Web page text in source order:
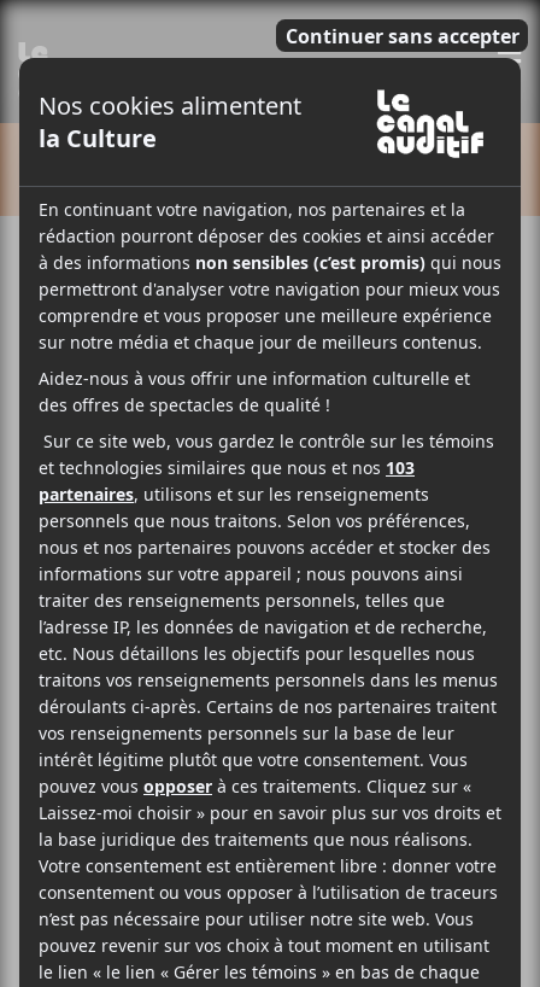
Cet évènement est passé.
Ezra Furman et Weaves
2018-03-04 @ 21:30-23:3017$
AJOUTER AU CALENDRIER
DÉTAILS
Date :
2018-03-04
Heure :
21:30 - 23:30
Prix :
17$
Catégorie
d’Évènement:
LIEU
Bar Le Ritz PDB
179 Rue Jean-Talon
Ouest
Montréal,H2R 2X2
Canada
Téléphone
438-289-9994
Voir Lieu site web